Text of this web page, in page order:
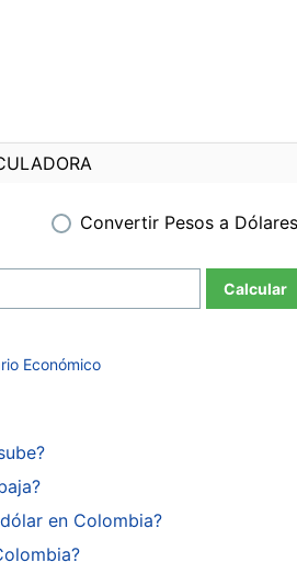
Convertir Pesos a Dólares
Calcular
Económico
en Colombia?